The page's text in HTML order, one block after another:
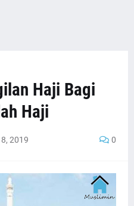
Haji Bagi
Haji
2019 0